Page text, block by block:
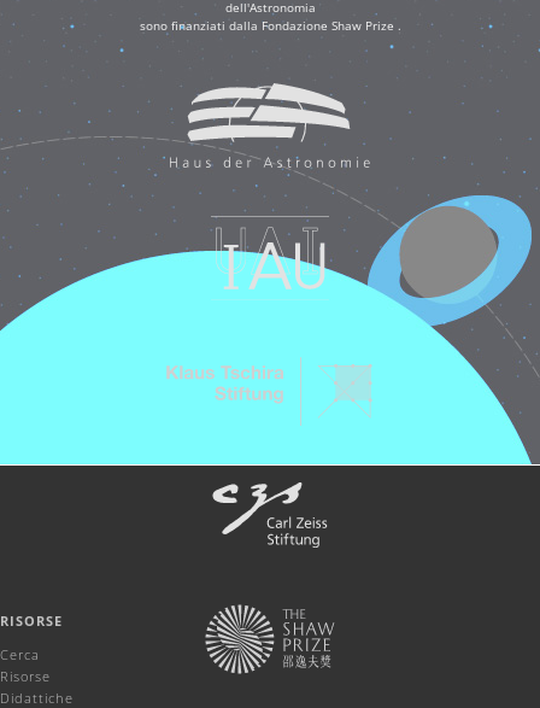
dell'Astronomia
sono finanziati dalla Fondazione Shaw Prize .
RISORSE
Cerca
Risorse
Didattiche